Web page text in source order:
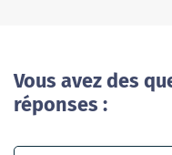
Vous avez des
réponses :